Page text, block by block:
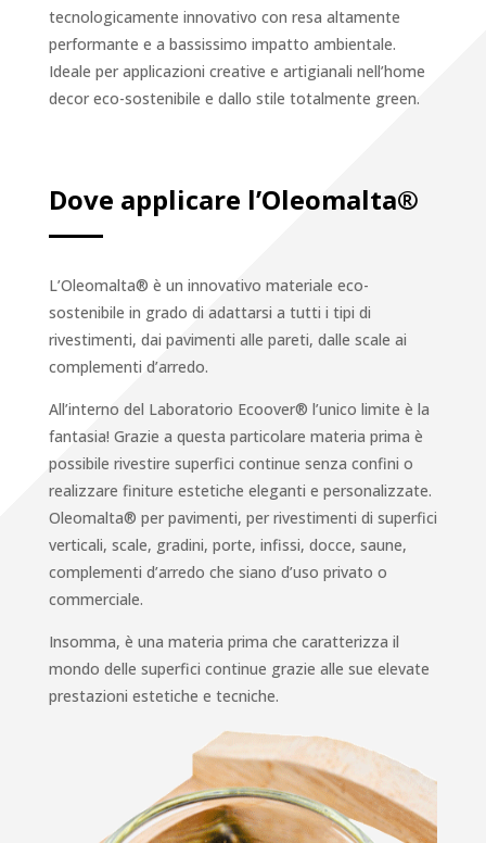
tecnologicamente innovativo con resa altamente
performante e a bassissimo impatto ambientale.
Ideale per applicazioni creative e artigianali nell’home
decor eco-sostenibile e dallo stile totalmente green.
Dove applicare l’Oleomalta®
L’Oleomalta® è un innovativo materiale eco-
sostenibile in grado di adattarsi a tutti i tipi di
rivestimenti, dai pavimenti alle pareti, dalle scale ai
complementi d’arredo.
All’interno del Laboratorio Ecoover® l’unico limite è la
fantasia! Grazie a questa particolare materia prima è
possibile rivestire superfici continue senza confini o
realizzare finiture estetiche eleganti e personalizzate.
Oleomalta® per pavimenti, per rivestimenti di superfici
verticali, scale, gradini, porte, infissi, docce, saune,
complementi d’arredo che siano d’uso privato o
commerciale.
Insomma, è una materia prima che caratterizza il
mondo delle superfici continue grazie alle sue elevate
prestazioni estetiche e tecniche.